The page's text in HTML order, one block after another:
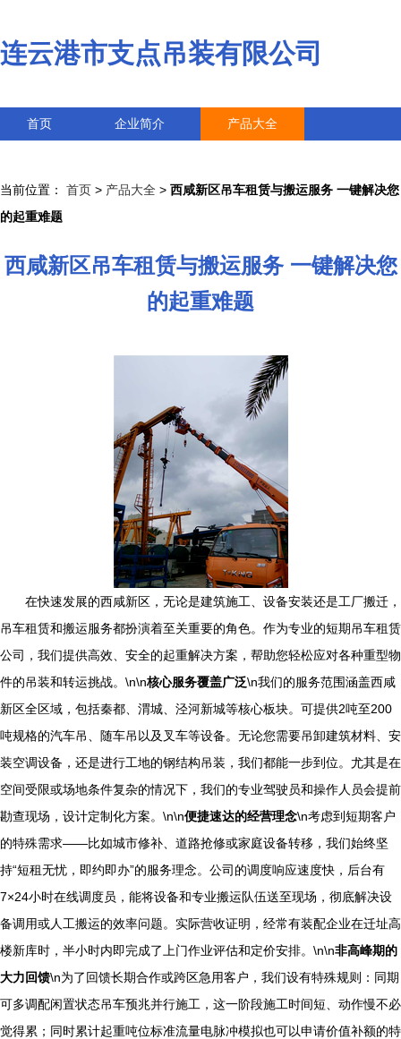
连云港市支点吊装有限公司
首页 企业简介 产品大全
当前位置： 首页 > 产品大全 > 西咸新区吊车租赁与搬运服务 一键解决您
的起重难题
西咸新区吊车租赁与搬运服务 一键解决您
的起重难题
在快速发展的西咸新区，无论是建筑施工、设备安装还是工厂搬迁，
吊车租赁和搬运服务都扮演着至关重要的角色。作为专业的短期吊车租赁
公司，我们提供高效、安全的起重解决方案，帮助您轻松应对各种重型物
件的吊装和转运挑战。\n\n核心服务覆盖广泛\n我们的服务范围涵盖西咸
新区全区域，包括秦都、渭城、泾河新城等核心板块。可提供2吨至200
吨规格的汽车吊、随车吊以及叉车等设备。无论您需要吊卸建筑材料、安
装空调设备，还是进行工地的钢结构吊装，我们都能一步到位。尤其是在
空间受限或场地条件复杂的情况下，我们的专业驾驶员和操作人员会提前
勘查现场，设计定制化方案。\n\n便捷速达的经营理念\n考虑到短期客户
的特殊需求——比如城市修补、道路抢修或家庭设备转移，我们始终坚
持“短租无忧，即约即办”的服务理念。公司的调度响应速度快，后台有
7×24小时在线调度员，能将设备和专业搬运队伍送至现场，彻底解决设
备调用或人工搬运的效率问题。实际营收证明，经常有装配企业在迁址高
楼新库时，半小时内即完成了上门作业评估和定价安排。\n\n非高峰期的
大力回馈\n为了回馈长期合作或跨区急用客户，我们设有特殊规则：同期
可多调配闲置状态吊车预兆并行施工，这一阶段施工时间短、动作慢不必
觉得累；同时累计起重吨位标准流量电脉冲模拟也可以申请价值补额的特